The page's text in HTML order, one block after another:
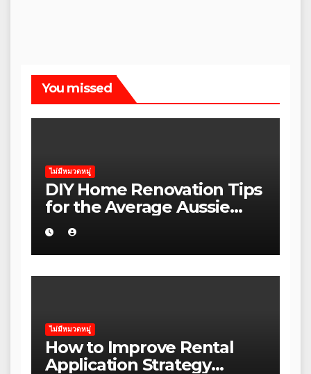
You missed
ไม่มีหมวดหมู่
DIY Home Renovation Tips
for the Average Aussie
Homeowner
ไม่มีหมวดหมู่
How to Improve Rental
Application Strategy